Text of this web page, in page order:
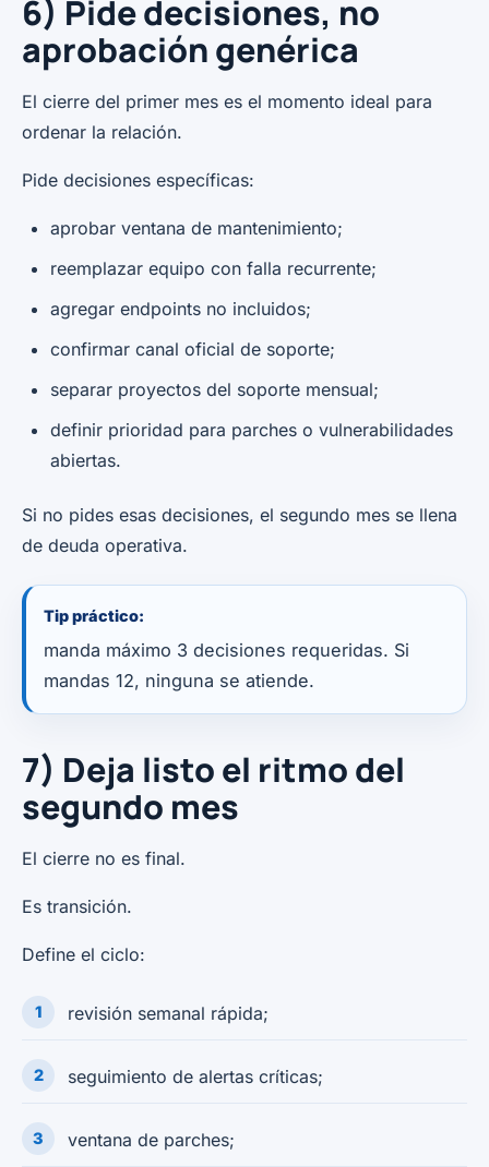
6) Pide decisiones, no
aprobación genérica
El cierre del primer mes es el momento ideal para
ordenar la relación.
Pide decisiones específicas:
aprobar ventana de mantenimiento;
reemplazar equipo con falla recurrente;
agregar endpoints no incluidos;
confirmar canal oficial de soporte;
separar proyectos del soporte mensual;
definir prioridad para parches o vulnerabilidades
abiertas.
Si no pides esas decisiones, el segundo mes se llena
de deuda operativa.
Tip práctico:
manda máximo 3 decisiones requeridas. Si
mandas 12, ninguna se atiende.
7) Deja listo el ritmo del
segundo mes
El cierre no es final.
Es transición.
Define el ciclo:
revisión semanal rápida;
seguimiento de alertas críticas;
ventana de parches;